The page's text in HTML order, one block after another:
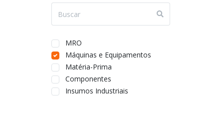
MRO
Máquinas e Equipamentos
Matéria-Prima
Componentes
Insumos Industriais
Movimentação de Cargas